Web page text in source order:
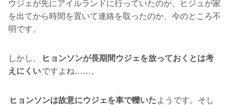
ウジェが先にアイルランドに行っていたのか、ヒジュが家
を出てから時間を置いて連絡を取ったのか、今のところ不
明です。
しかし、
ヒョンソンが長期間ウジェを放っておくとは考
えにくいですよね……。
ヒョンソンは故意にウジェを車で轢いた ようです。そし